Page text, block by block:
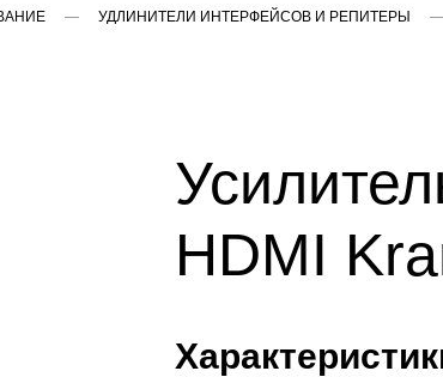
УДЛИНИТЕЛИ ИНТЕРФЕЙСОВ И РЕПИТЕРЫ
HDMI